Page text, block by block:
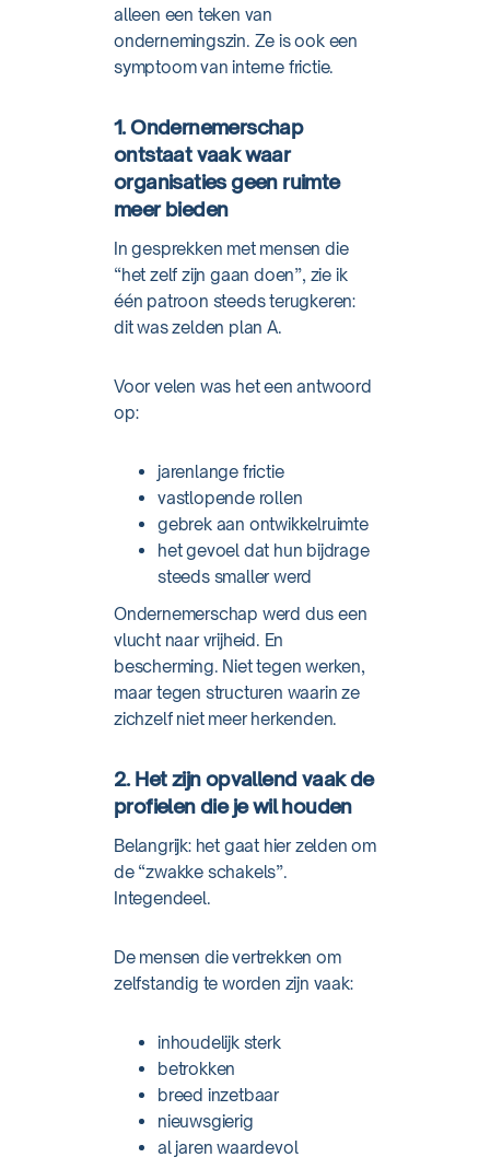
alleen een teken van
ondernemingszin. Ze is ook een
symptoom van interne frictie.
1. Ondernemerschap
ontstaat vaak waar
organisaties geen ruimte
meer bieden
In gesprekken met mensen die
“het zelf zijn gaan doen”, zie ik
één patroon steeds terugkeren:
dit was zelden plan A.
Voor velen was het een antwoord
op:
jarenlange frictie
vastlopende rollen
gebrek aan ontwikkelruimte
het gevoel dat hun bijdrage
steeds smaller werd
Ondernemerschap werd dus een
vlucht naar vrijheid. En
bescherming. Niet tegen werken,
maar tegen structuren waarin ze
zichzelf niet meer herkenden.
2. Het zijn opvallend vaak de
profielen die je wil houden
Belangrijk: het gaat hier zelden om
de “zwakke schakels”.
Integendeel.
De mensen die vertrekken om
zelfstandig te worden zijn vaak:
inhoudelijk sterk
betrokken
breed inzetbaar
nieuwsgierig
al jaren waardevol